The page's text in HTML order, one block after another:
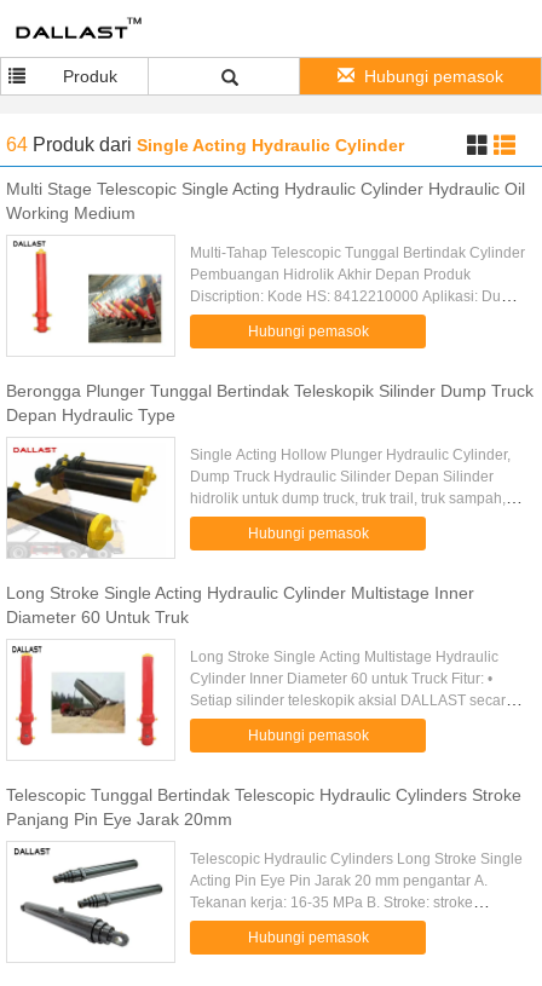
Produk Hubungi pemasok
64 Produk dari Single Acting Hydraulic Cylinder
Multi Stage Telescopic Single Acting Hydraulic Cylinder Hydraulic Oil
Working Medium
Multi-Tahap Telescopic Tunggal Bertindak Cylinder
Pembuangan Hidrolik Akhir Depan Produk
Discription: Kode HS: 8412210000 Aplikasi: Dump
truck, Tipper, Dump Trailer, Penambangan
Sampah Sampah Truk Pertanian ...
Hubungi pemasok
Berongga Plunger Tunggal Bertindak Teleskopik Silinder Dump Truck
Depan Hydraulic Type
Single Acting Hollow Plunger Hydraulic Cylinder,
Dump Truck Hydraulic Silinder Depan Silinder
hidrolik untuk dump truck, truk trail, truk sampah,
crane 1. Sinciput silinder hidrolik teleskopik
digunakan dalam ...
Hubungi pemasok
Long Stroke Single Acting Hydraulic Cylinder Multistage Inner
Diameter 60 Untuk Truk
Long Stroke Single Acting Multistage Hydraulic
Cylinder Inner Diameter 60 untuk Truck Fitur: •
Setiap silinder teleskopik aksial DALLAST secara
individual diuji sebelum meninggalkan pabrik kami
untuk memastikan ...
Hubungi pemasok
Telescopic Tunggal Bertindak Telescopic Hydraulic Cylinders Stroke
Panjang Pin Eye Jarak 20mm
Telescopic Hydraulic Cylinders Long Stroke Single
Acting Pin Eye Pin Jarak 20 mm pengantar A.
Tekanan kerja: 16-35 MPa B. Stroke: stroke
panjang C. Gaya angkat: 127 ~ 609KN D. Seal
Type: Parker, NOK, Hallite ...
Hubungi pemasok